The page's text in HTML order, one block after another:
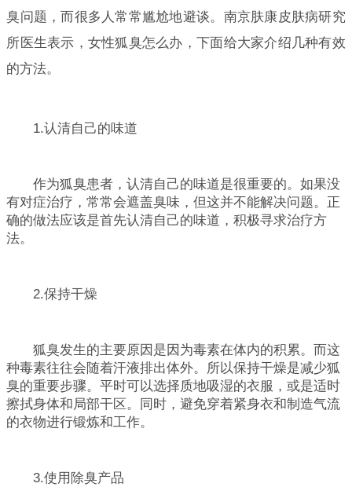
臭问题，而很多人常常尴尬地避谈。南京肤康皮肤病研究
所医生表示，女性狐臭怎么办，下面给大家介绍几种有效
的方法。
1.认清自己的味道
作为狐臭患者，认清自己的味道是很重要的。如果没
有对症治疗，常常会遮盖臭味，但这并不能解决问题。正
确的做法应该是首先认清自己的味道，积极寻求治疗方
法。
2.保持干燥
狐臭发生的主要原因是因为毒素在体内的积累。而这
种毒素往往会随着汗液排出体外。所以保持干燥是减少狐
臭的重要步骤。平时可以选择质地吸湿的衣服，或是适时
擦拭身体和局部干区。同时，避免穿着紧身衣和制造气流
的衣物进行锻炼和工作。
3.使用除臭产品